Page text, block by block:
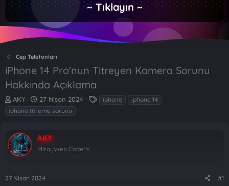
~ Tıklayın ~
Cep Telefonları
iPhone 14 Pro'nun Titreyen Kamera Sorunu
Hakkında Açıklama
K
o
n
u
y
u
ş
AKY
B
a
ş
a
n
g
t
27 Nisan 2024 iphone
iphone 14
iphone titreme sorunu
AKY
MirayWeb Coder's
27 Nisan 2024 #1